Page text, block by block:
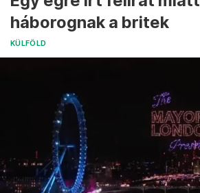
háborognak a britek
KÜLFÖLD